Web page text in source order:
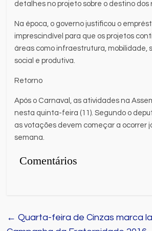
detalhes no projeto sobre o destino dos
Na época, o governo justificou o
imprescindível para que os projetos
áreas como infraestrutura, mobilidade,
social e produtiva.
Retorno
Após o Carnaval, as atividades na
nesta quinta-feira (11). Segundo o
as votações devem começar a ocorrer
semana.
Comentários
← Quarta-feira de Cinzas marca